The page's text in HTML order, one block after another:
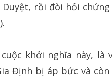
Duyệt, rồi đòi hỏi
khởi nghĩa này, là
Định bị áp bức và